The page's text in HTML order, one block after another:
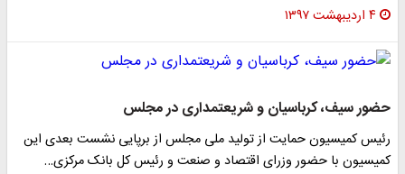
۴ اردیبهشت ۱۳۹۷
حضور سیف، کرباسیان و شریعتمداری در مجلس
رئیس کمیسیون حمایت از تولید ملی مجلس از برپایی نشست بعدی این
کمیسیون با حضور وزرای اقتصاد و صنعت و رئیس کل بانک مرکزی…